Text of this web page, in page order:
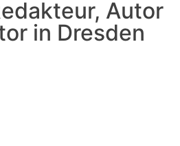
Autor
in Dresden